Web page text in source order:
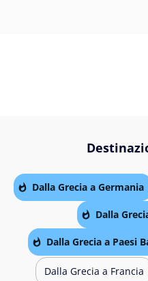
Dalla Grecia a Germania
Dalla
Dalla Grecia a Paesi
Dalla Grecia a Francia